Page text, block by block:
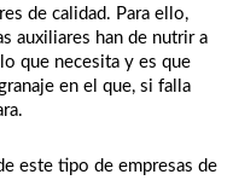
de calidad. Para ello,
auxiliares han de nutrir a
que necesita y es que
en el que, si falla
este tipo de empresas de